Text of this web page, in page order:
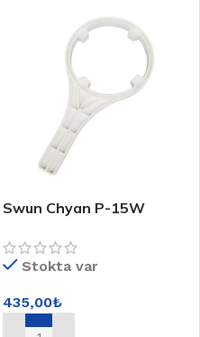
Swun Chyan P-15W
Anahtarı
Stokta var
435,00₺